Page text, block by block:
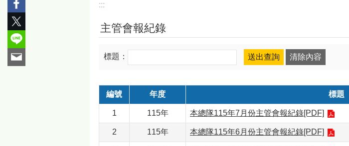
:::
主管會報紀錄
標題：
編號 年度 標題
1 115年 本總隊115年7月份主管會報紀錄[PDF]
2 115年 本總隊115年6月份主管會報紀錄[PDF]